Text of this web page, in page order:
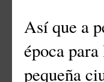
Así que a
época
pequeña